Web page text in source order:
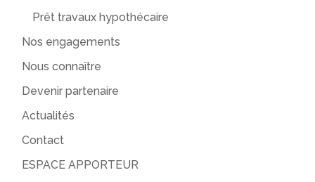
Prêt travaux hypothécaire
Nos engagements
Nous connaître
Devenir partenaire
Actualités
Contact
ESPACE APPORTEUR